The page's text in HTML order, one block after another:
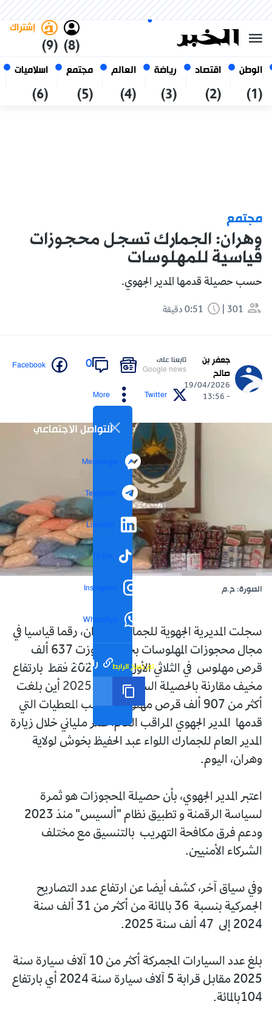
الوطن
(1)
اقتصاد
(2)
رياضة
(3)
العالم
(4)
مجتمع
(5)
اسلاميات
(6)
(8)
إشتراك
(9)
أغسطس 2026
الجزائر
مجتمع
وهران: الجمارك تسجل محجوزات
قياسية للمهلوسات
حسب حصيلة قدمها المدير الجهوي.
301
جعفر بن
صالح
19/04/2026
- 13:56
تابعنا على
Google news
0
Facebook
Twitter
More
التواصل الاجتماعي
Messenger
Telegram
LinkedIn
TikTok
Instagram
WhatsApp
رابط مختصر تم نسخ الرابط
الصورة: ح.م
سجلت المديرية الجهوية للجمارك بوهران، رقما قياسيا في
مجال محجوزات المهلوسات بحيث تجاوزت 637 ألف
قرص مهلوس في الثلاثي الأول لسنة 2026 فقط بارتفاع
مخيف مقارنة بالحصيلة السنوية لسنة 2025 أين بلغت
أكثر من 907 ألف قرص مهلوس، حسب المعطيات التي
قدمها المدير الجهوي المراقب العام، عمر ملياني خلال زيارة
المدير العام للجمارك اللواء عبد الحفيظ بخوش لولاية
وهران، اليوم.
اعتبر المدير الجهوي، بأن حصيلة المحجوزات هو ثمرة
لسياسة الرقمنة و تطبيق نظام "ألسيس" منذ 2023
ودعم فرق مكافحة التهريب بالتنسيق مع مختلف
الشركاء الأمنيين.
وفي سياق آخر، كشف أيضا عن ارتفاع عدد التصاريح
الجمركية بنسبة 36 بالمائة من أكثر من 31 ألف سنة
2024 إلى 47 ألف سنة 2025.
بلغ عدد السيارات المجمركة أكثر من 10 آلاف سيارة سنة
2025 مقابل قرابة 5 آلاف سيارة سنة 2024 أي بارتفاع
104بالمائة.